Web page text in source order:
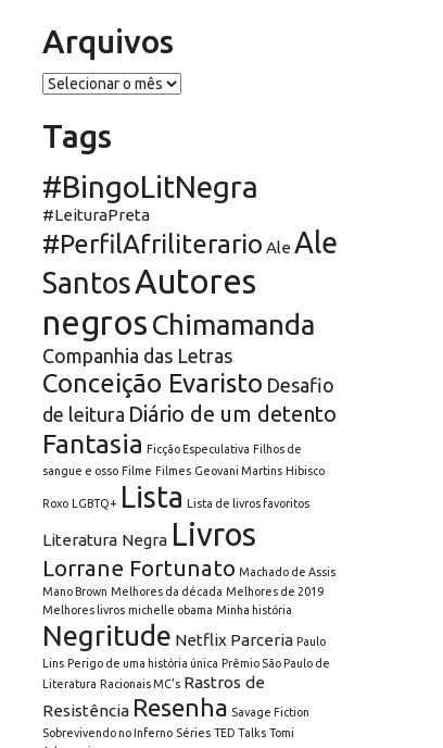
Arquivos
Arquivos
Tags
#BingoLitNegra
#LeituraPreta
#PerfilAfriliterario Ale Ale
SantosAutores
negros Chimamanda
Companhia das Letras
Conceição Evaristo Desafio
de leitura Diário de um detento
Fantasia Ficção Especulativa Filhos de
sangue e osso Filme Filmes Geovani Martins Hibisco
Roxo LGBTQ+ Lista Lista de livros favoritos
Literatura Negra Livros
Lorrane Fortunato Machado de Assis
Mano Brown Melhores da década Melhores de 2019
Melhores livros michelle obama Minha história
Negritude Netflix Parceria Paulo
Lins Perigo de uma história única Prêmio São Paulo de
Literatura Racionais MC's Rastros de
Resistência Resenha Savage Fiction
Sobrevivendo no Inferno Séries TED Talks Tomi